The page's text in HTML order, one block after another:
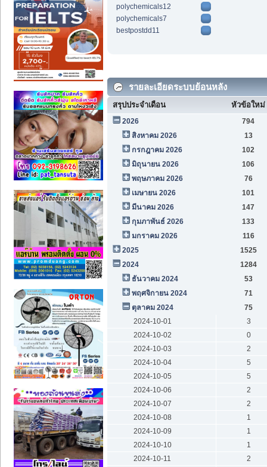
polychemicals12
polychemicals7
bestpostdd11
รายละเอียดระบบย้อนหลัง
สรุปประจำเดือน หัวข้อใหม่
2026
794
สิงหาคม 2026
13
กรกฎาคม 2026
102
มิถุนายน 2026
106
พฤษภาคม 2026
76
เมษายน 2026
101
มีนาคม 2026
147
กุมภาพันธ์ 2026
133
มกราคม 2026
116
2025
1525
2024
1284
ธันวาคม 2024
53
พฤศจิกายน 2024
71
ตุลาคม 2024
75
2024-10-01
3
2024-10-02
0
2024-10-03
2
2024-10-04
5
2024-10-05
5
2024-10-06
2
2024-10-07
2
2024-10-08
1
2024-10-09
1
2024-10-10
1
2024-10-11
2